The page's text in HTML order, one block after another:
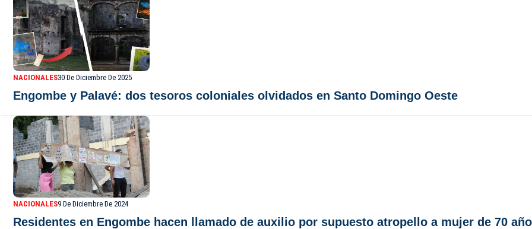
NACIONALES30 De Diciembre De 2025
Engombe y Palavé: dos tesoros coloniales olvidados en Santo Domingo Oeste
NACIONALES9 De Diciembre De 2024
Residentes en Engombe hacen llamado de auxilio por supuesto atropello a mujer de 70